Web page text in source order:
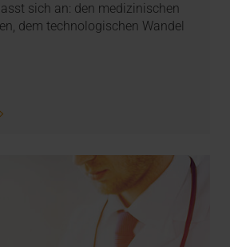
sich an: den medizinischen
dem technologischen Wandel